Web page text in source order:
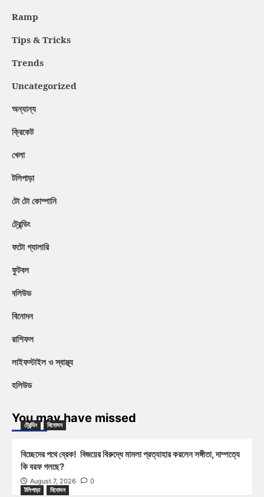
Ramp
Tips & Tricks
Trends
Uncategorized
অন্যান্য
ক্রিকেট
খেলা
টলিপাড়া
টো টো কোম্পানি
ট্রেন্ডিং
ফটো গ্যালারি
ফুটবল
বলিউড
বিনোদন
রাশিফল
লাইফস্টাইল ও স্বাস্থ্য
হলিউড
You may have missed
ট্রেন্ডিং বিনোদন
বিচ্ছেদের পথে ব্রেক! বিজয়ের বিরুদ্ধে মামলা প্রত্যাহার করলেন সঙ্গীতা, দাম্পত্যে
কি বরফ গলছে?
August 7, 2026
0
টলিপাড়া
বিনোদন